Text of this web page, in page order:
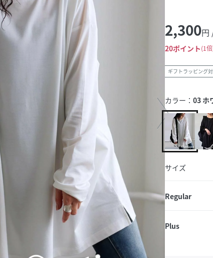
2,300円
20ポイント 1倍
ギフトラッピング
カラー： 03 ホ
サイズ
Regular
Plus